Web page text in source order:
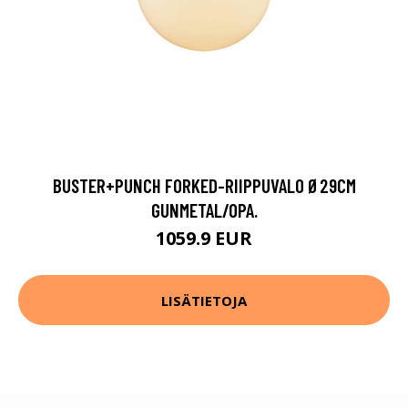
BUSTER+PUNCH FORKED-RIIPPUVALO Ø29CM
GUNMETAL/OPA.
1059.9 EUR
LISÄTIETOJA